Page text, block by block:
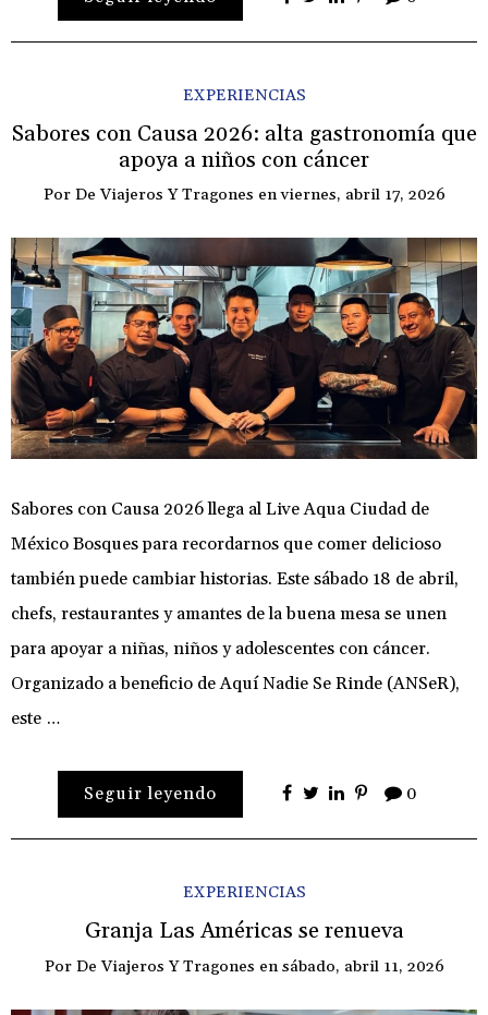
EXPERIENCIAS
Sabores con Causa 2026: alta gastronomía que
apoya a niños con cáncer
Por De Viajeros Y Tragones enviernes, abril 17, 2026
Sabores con Causa 2026 llega al Live Aqua Ciudad de
México Bosques para recordarnos que comer delicioso
también puede cambiar historias. Este sábado 18 de abril,
chefs, restaurantes y amantes de la buena mesa se unen
para apoyar a niñas, niños y adolescentes con cáncer.
Organizado a beneficio de Aquí Nadie Se Rinde (ANSeR),
este …
Seguir leyendo 0
EXPERIENCIAS
Granja Las Américas se renueva
Por De Viajeros Y Tragones ensábado, abril 11, 2026